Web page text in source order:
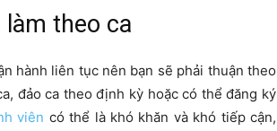
theo ca
hành liên tục nên bạn sẽ phải thuận theo
đảo ca theo định kỳ hoặc có thể đăng ký
viên có thể là khó khăn và khó tiếp cận,